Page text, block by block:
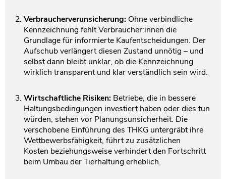
Verbraucherverunsicherung: Ohne verbindliche
Kennzeichnung fehlt Verbraucher:innen die
Grundlage für informierte Kaufentscheidungen. Der
Aufschub verlängert diesen Zustand unnötig – und
selbst dann bleibt unklar, ob die Kennzeichnung
wirklich transparent und klar verständlich sein wird.
Wirtschaftliche Risiken: Betriebe, die in bessere
Haltungsbedingungen investiert haben oder dies tun
würden, stehen vor Planungsunsicherheit. Die
verschobene Einführung des THKG untergräbt ihre
Wettbewerbsfähigkeit, führt zu zusätzlichen
Kosten beziehungsweise verhindert den Fortschritt
beim Umbau der Tierhaltung erheblich.